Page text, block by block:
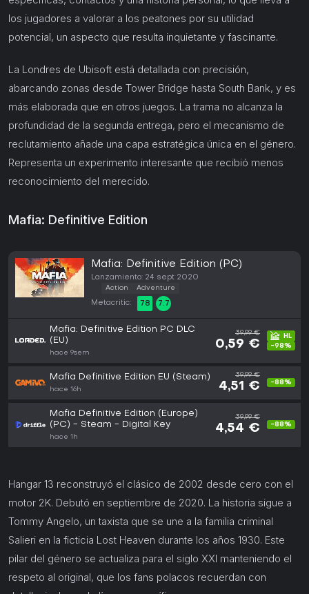
los jugadores a valorar a los peatones por su utilidad
potencial, un aspecto que resulta inquietante y fascinante.
La Londres de Ubisoft está detallada con precisión,
abarcando zonas desde Tower Bridge hasta South Bank, y es
más elaborada que en otros juegos. La trama no alcanza la
profundidad de la segunda entrega, pero el mecanismo de
reclutamiento añade una capa estratégica única en el género.
Representa un experimento interesante que recibió menos
reconocimiento del merecido.
Mafia: Definitive Edition
Mafia: Definitive Edition (PC)
Lanzamiento: 24 sept 2020
Action Adventure
Metacritic: 78 7.7
Mafia: Definitive Edition PC DLC
(EU)
hace 9sem
39,99 €
0,59 € -98%
Mafia Definitive Edition EU (Steam)
hace 16h
39,99 €
4,51 € -88%
Mafia Definitive Edition (Europe)
(PC) - Steam - Digital Key
hace 1h
39,99 €
4,54 € -88%
Hangar 13 reconstruyó el clásico de 2002 desde cero con el
motor 2K. Debutó en septiembre de 2020. La historia sigue a
Tommy Angelo, un taxista que se une a la familia criminal
Salieri en la ficticia Lost Heaven durante los años 1930. Este
pilar del género se actualiza para el siglo XXI manteniendo el
respeto al original, que los fans polacos recuerdan con